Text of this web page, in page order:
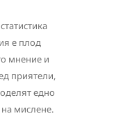
е плод
мнение и
приятели,
едно
мислене.